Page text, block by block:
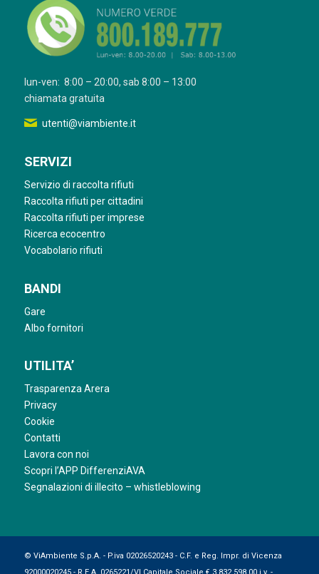
lun-ven: 8:00 – 20:00, sab 8:00 – 13:00
chiamata gratuita
utenti@viambiente.it
SERVIZI
Servizio di raccolta rifiuti
Raccolta rifiuti per cittadini
Raccolta rifiuti per imprese
Ricerca ecocentro
Vocabolario rifiuti
BANDI
Gare
Albo fornitori
UTILITA’
Trasparenza Arera
Privacy
Cookie
Contatti
Lavora con noi
Scopri l’APP DifferenziAVA
Segnalazioni di illecito – whistleblowing
© ViAmbiente S.p.A. - P.iva 02026520243 - C.F. e Reg. Impr. di Vicenza